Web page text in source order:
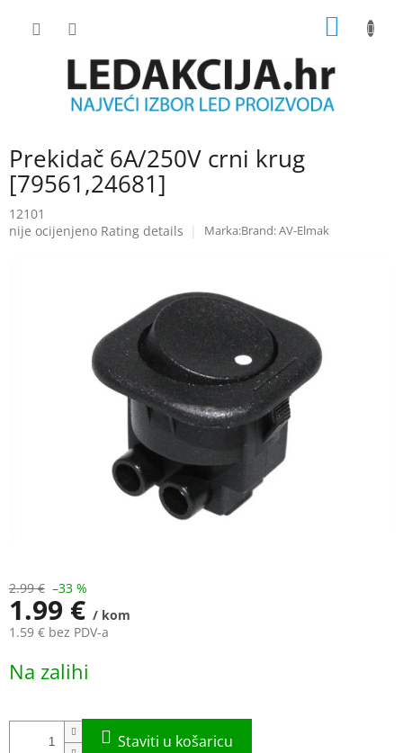
Prekidač 6A/250V crni krug
[79561,24681]
12101
The
nije ocijenjeno Rating details Brand:AV-Elmak
2.99 € –33 %
1.99 € / kom
1.59 € bez PDV-a
price:
Na zalihi